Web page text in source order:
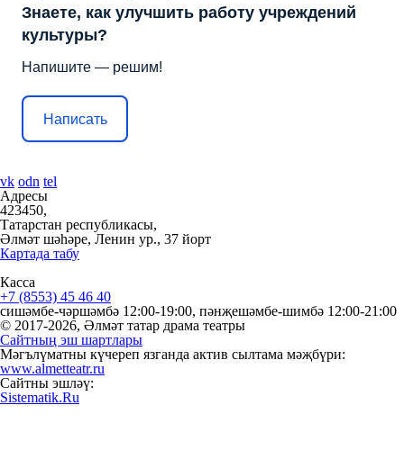
Знаете, как улучшить работу учреждений
культуры?
Напишите — решим!
Написать
vk odn tel
Адресы
423450,
Татарстан республикасы,
Әлмәт шәһәре, Ленин ур., 37 йорт
Картада табу
Касса
+7 (8553) 45 46 40
сишәмбе-чәршәмбә 12:00-19:00, пәнҗешәмбе-шимбә 12:00-21:00
© 2017-2026, Әлмәт татар драма театры
Сайтның эш шартлары
Мәгълүматны күчереп язганда актив сылтама мәҗбүри:
www.almetteatr.ru
Сайтны эшләү:
Sistematik.Ru